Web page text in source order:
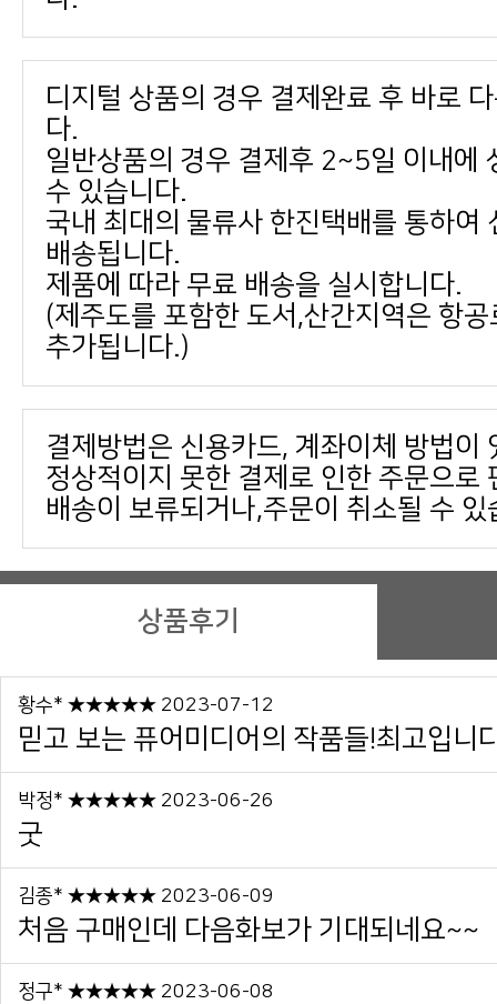
다.
수 있습니다.
배송됩니다.
제품에 따라 무료 배송을 실시합니다.
추가됩니다.)
결제방법은 신용카드, 계좌이체 방법이
배송이 보류되거나,주문이 취소될 수 있
상품후기
황수* ★★★★★ 2023-07-12
믿고 보는 퓨어미디어의 작품들!최고입니
박정* ★★★★★ 2023-06-26
굿
김종* ★★★★★ 2023-06-09
처음 구매인데 다음화보가 기대되네요~~
정구* ★★★★★ 2023-06-08